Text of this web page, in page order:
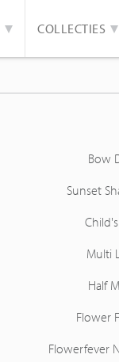
COLLECTIES
Bow
Sunset
Multi
Half
Flower
Flowerfever